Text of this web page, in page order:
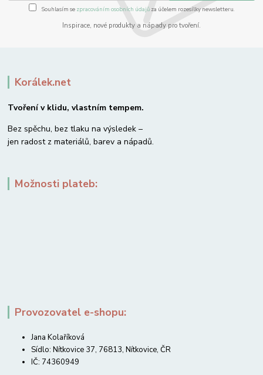
Souhlasím se zpracováním osobních údajůza účelem rozesílky newsletteru.
Inspirace, nové produkty a nápady pro tvoření.
Korálek.net
Tvoření v klidu, vlastním tempem.
Bez spěchu, bez tlaku na výsledek –
jen radost z materiálů, barev a nápadů.
Možnosti plateb:
Provozovatel e-shopu:
Jana Kolaříková
Sídlo: Nítkovice 37, 76813, Nítkovice, ČR
IČ: 74360949